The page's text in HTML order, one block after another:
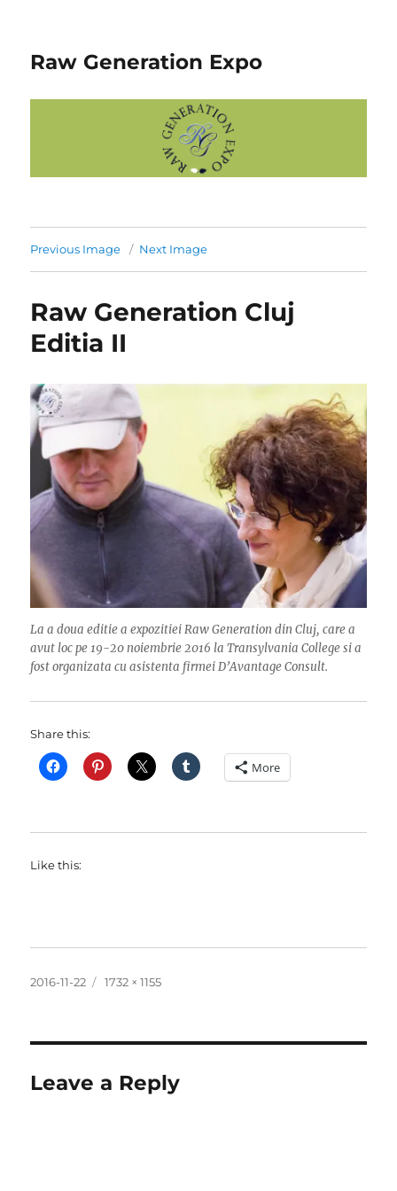
Raw Generation Expo
Previous Image Next Image
Raw Generation Cluj
Editia II
La a doua editie a expozitiei Raw Generation din Cluj, care a
avut loc pe 19-20 noiembrie 2016 la Transylvania College si a
fost organizata cu asistenta firmei D’Avantage Consult.
Share this:
More
Like this:
Posted
2016-11-22
Full
1732 × 1155
Leave a Reply